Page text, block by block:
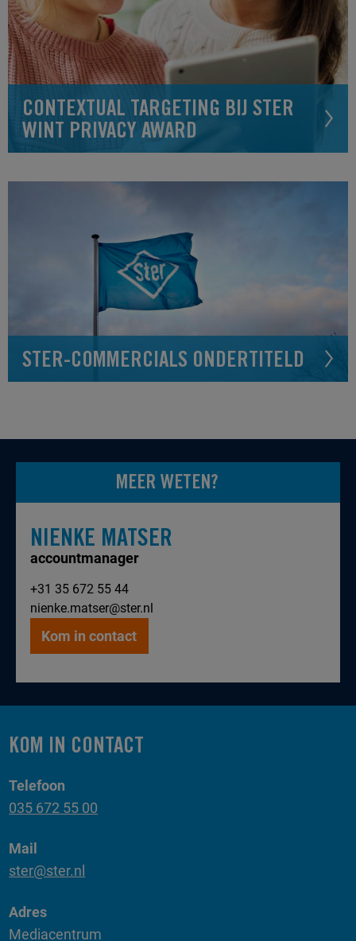
CONTEXTUAL TARGETING BIJ STER
WINT PRIVACY AWARD
STER-COMMERCIALS ONDERTITELD
MEER WETEN?
NIENKE MATSER
accountmanager
+31 35 672 55 44
nienke.matser@ster.nl
Kom in contact
KOM IN CONTACT
Telefoon
035 672 55 00
Mail
ster@ster.nl
Adres
Mediacentrum